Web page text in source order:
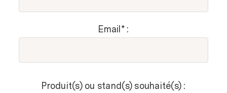
Email* :
Produit(s) ou stand(s) souhaité(s) :